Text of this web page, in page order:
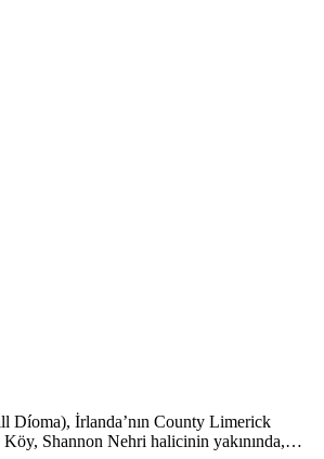
Díoma), İrlanda’nın County Limerick
Shannon Nehri halicinin yakınında,…